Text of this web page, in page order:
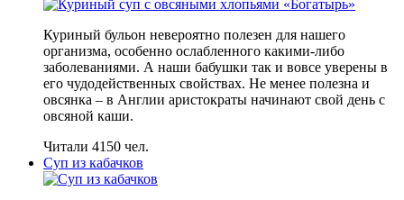
Куриный бульон невероятно полезен для нашего
организма, особенно ослабленного какими-либо
заболеваниями. А наши бабушки так и вовсе уверены в
его чудодейственных свойствах. Не менее полезна и
овсянка – в Англии аристократы начинают свой день с
овсяной каши.
Читали 4150 чел.
Суп из кабачков